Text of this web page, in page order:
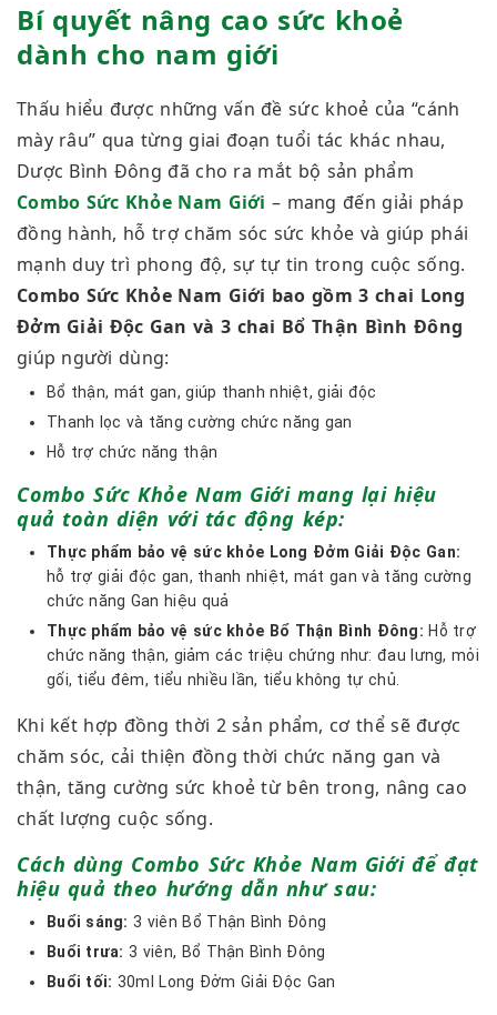
Bí quyết nâng cao sức khoẻ
dành cho nam giới
Thấu hiểu được những vấn đề sức khoẻ của “cánh
mày râu” qua từng giai đoạn tuổi tác khác nhau,
Dược Bình Đông đã cho ra mắt bộ sản phẩm
Combo Sức Khỏe Nam Giới – mang đến giải pháp
đồng hành, hỗ trợ chăm sóc sức khỏe và giúp phái
mạnh duy trì phong độ, sự tự tin trong cuộc sống.
Combo Sức Khỏe Nam Giới bao gồm 3 chai Long
Đởm Giải Độc Gan và 3 chai Bổ Thận Bình Đông
giúp người dùng:
Bổ thận, mát gan, giúp thanh nhiệt, giải độc
Thanh lọc và tăng cường chức năng gan
Hỗ trợ chức năng thận
Combo Sức Khỏe Nam Giới mang lại hiệu
quả toàn diện với tác động kép:
Thực phẩm bảo vệ sức khỏe Long Đởm Giải Độc Gan:
hỗ trợ giải độc gan, thanh nhiệt, mát gan và tăng cường
chức năng Gan hiệu quả
Thực phẩm bảo vệ sức khỏe Bổ Thận Bình Đông: Hỗ trợ
chức năng thận, giảm các triệu chứng như: đau lưng, mỏi
gối, tiểu đêm, tiểu nhiều lần, tiểu không tự chủ.
Khi kết hợp đồng thời 2 sản phẩm, cơ thể sẽ được
chăm sóc, cải thiện đồng thời chức năng gan và
thận, tăng cường sức khoẻ từ bên trong, nâng cao
chất lượng cuộc sống.
Cách dùng Combo Sức Khỏe Nam Giới để đạt
hiệu quả theo hướng dẫn như sau:
Buổi sáng:3 viên Bổ Thận Bình Đông
Buổi trưa:3 viên, Bổ Thận Bình Đông
Buổi tối: 30ml Long Đởm Giải Độc Gan